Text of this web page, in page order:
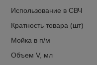
Использование в СВЧ
Кратность товара (шт)
Мойка в п/м
Объем V, мл